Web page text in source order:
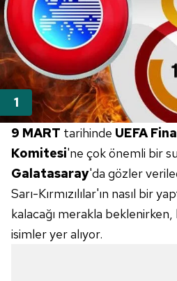
9 MART tarihinde UEFA
Komitesi'ne çok önemli bir
Galatasaray'da gözler
Sarı-Kırmızılılar'ın nasıl bir
kalacağı merakla beklenirken,
isimler yeralıyor.